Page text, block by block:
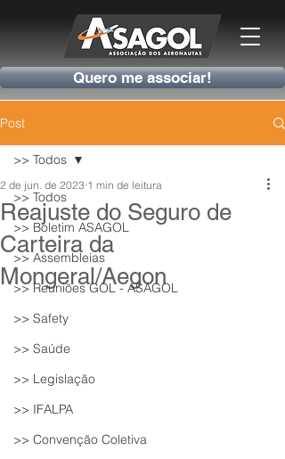
Quero me associar!
Post
>> Todos
>> Boletim ASAGOL
>> Assembleias
>> Reuniões GOL - ASAGOL
>> Safety
>> Saúde
>> Legislação
>> IFALPA
>> Convenção Coletiva
>> Todos
Reajuste do Seguro de
Carteira da
Mongeral/Aegon
2 de jun. de 2023 1 min de leitura